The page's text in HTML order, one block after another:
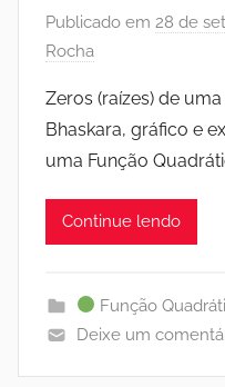
Publicado em 28 de
Rocha
Zeros (raízes) de
Bhaskara, gráfico e
uma Função
Continue lendo
Função
Deixe um